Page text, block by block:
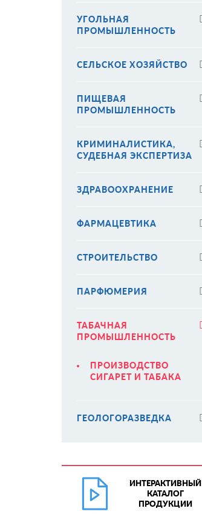
УГОЛЬНАЯ
ПРОМЫШЛЕННОСТЬ
СЕЛЬСКОЕ ХОЗЯЙСТВО
ПИЩЕВАЯ
ПРОМЫШЛЕННОСТЬ
КРИМИНАЛИСТИКА,
СУДЕБНАЯ ЭКСПЕРТИЗА
ЗДРАВООХРАНЕНИЕ
ФАРМАЦЕВТИКА
СТРОИТЕЛЬСТВО
ПАРФЮМЕРИЯ
ТАБАЧНАЯ
ПРОМЫШЛЕННОСТЬ
ПРОИЗВОДСТВО
СИГАРЕТ И ТАБАКА
ГЕОЛОГОРАЗВЕДКА
ИНТЕРАКТИВНЫЙ
КАТАЛОГ
ПРОДУКЦИИ